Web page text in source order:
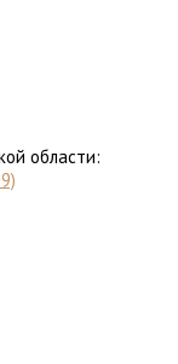
области: